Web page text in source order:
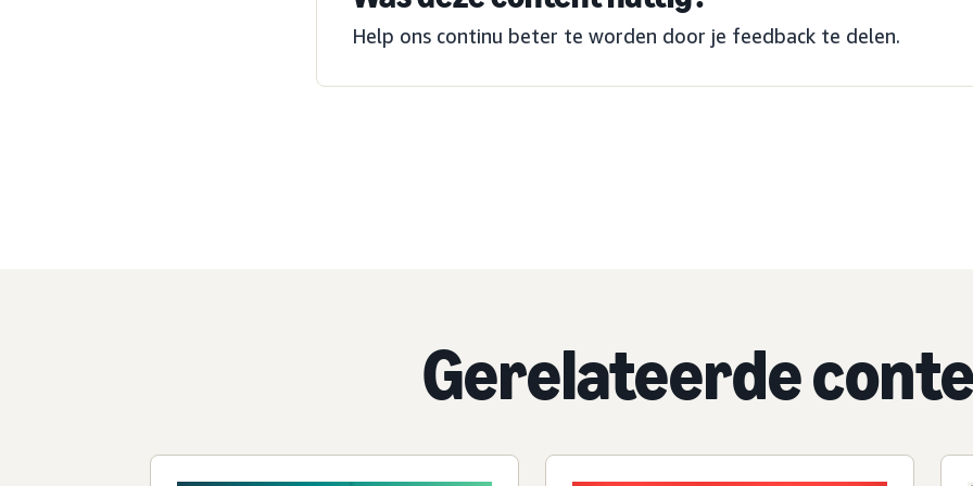
Help ons continu beter te worden door je feedback te delen.
Gerelateerde